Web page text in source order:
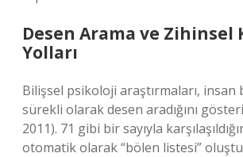
Desen Arama ve Zihinsel
Yolları
Bilişsel psikoloji araştırmaları, insan
sürekli olarak desen aradığını
2011). 71 gibi bir sayıyla
otomatik olarak “bölen listesi”